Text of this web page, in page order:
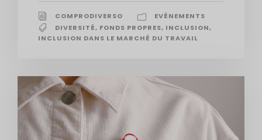
COMPRODIVERSO
EVÉNEMENTS
DIVERSITÉ, FONDS PROPRES, INCLUSION,
INCLUSION DANS LE MARCHÉ DU TRAVAIL